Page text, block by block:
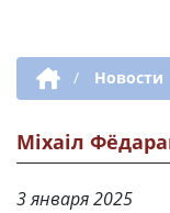
/ Новости
Міхаіл
3 января 2025